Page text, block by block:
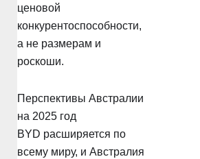
ценовой
конкурентоспособности,
а не размерам и
роскоши.
Перспективы Австралии
на 2025 год
BYD расширяется по
всему миру, и Австралия